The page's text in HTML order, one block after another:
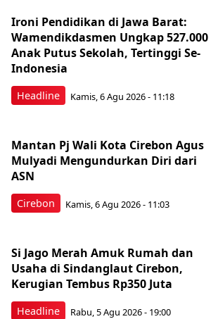
Headline
Ironi Pendidikan di Jawa Barat:
Wamendikdasmen Ungkap 527.000
Anak Putus Sekolah, Tertinggi Se-
Indonesia
Kamis, 6 Agu 2026 - 11:18
Cirebon
Mantan Pj Wali Kota Cirebon Agus
Mulyadi Mengundurkan Diri dari
ASN
Kamis, 6 Agu 2026 - 11:03
Headline
Si Jago Merah Amuk Rumah dan
Usaha di Sindanglaut Cirebon,
Kerugian Tembus Rp350 Juta
Rabu, 5 Agu 2026 - 19:00